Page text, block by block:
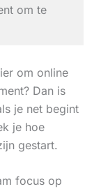
om te
om online
Dan is
je net begint
je hoe
gestart.
focus op